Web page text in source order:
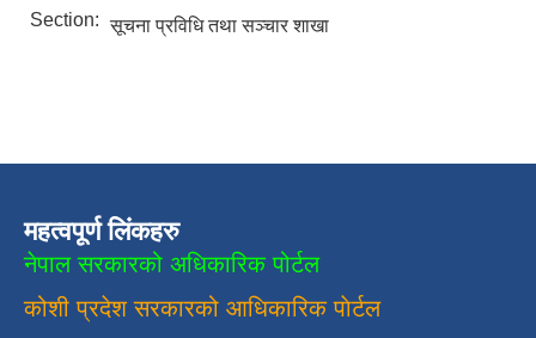
Section: सूचना प्रविधि तथा सञ्चार शाखा
महत्वपूर्ण लिंकहरु
नेपाल सरकारको अधिकारिक पोर्टल
कोशी प्रदेश सरकारको आधिकारिकपाेर्टल